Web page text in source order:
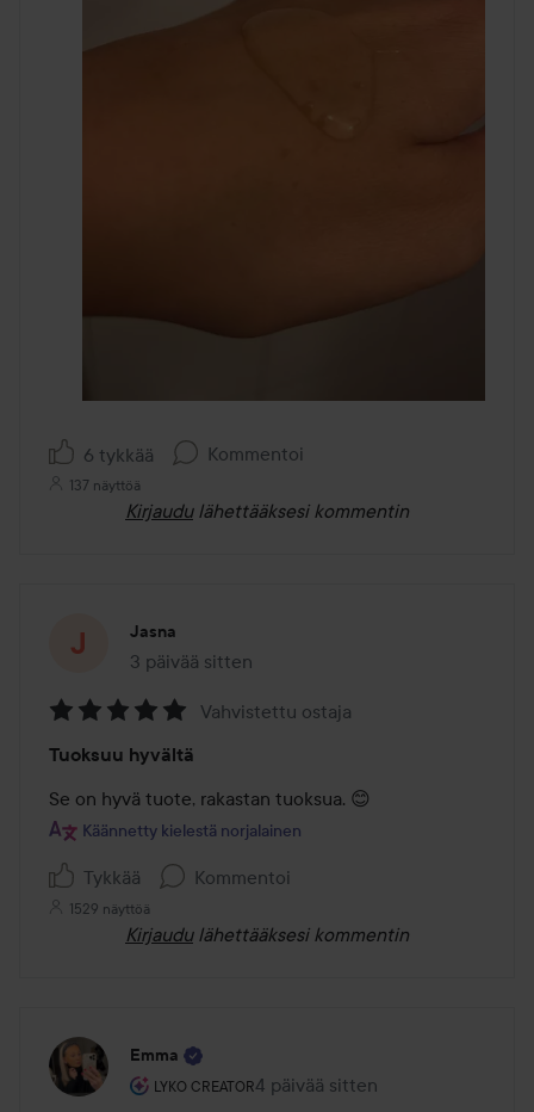
6 tykkää Kommentoi
137 näyttöä
Kirjaudu lähettääksesi kommentin
Jasna
3 päivää sitten
Viesti luotiin 3 päivää sitten
5
/
5
Vahvistettu ostaja
Tuoksuu hyvältä
Se on hyvä tuote, rakastan tuoksua. 😊
Käännetty kielestä norjalainen
Tykkää Kommentoi
1529 näyttöä
Kirjaudu lähettääksesi kommentin
Emma
LYKO CREATOR
Käyttäjän rooli: Lyko Creator.
4 päivää sitten
Viesti luotiin 4 päivää sitten